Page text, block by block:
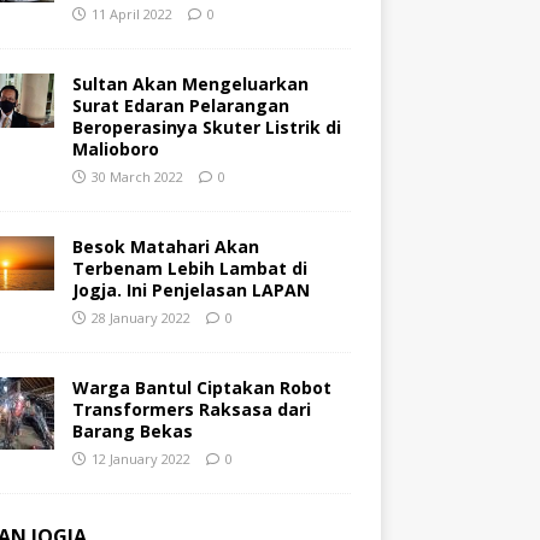
11 April 2022 0
Sultan Akan Mengeluarkan
Surat Edaran Pelarangan
Beroperasinya Skuter Listrik di
Malioboro
30 March 2022 0
Besok Matahari Akan
Terbenam Lebih Lambat di
Jogja. Ini Penjelasan LAPAN
28 January 2022 0
Warga Bantul Ciptakan Robot
Transformers Raksasa dari
Barang Bekas
12 January 2022 0